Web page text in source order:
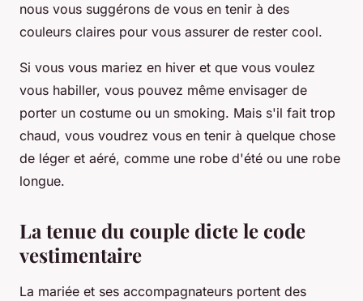
nous vous suggérons de vous en tenir à des
couleurs claires pour vous assurer de rester cool.
Si vous vous mariez en hiver et que vous voulez
vous habiller, vous pouvez même envisager de
porter un costume ou un smoking. Mais s'il fait trop
chaud, vous voudrez vous en tenir à quelque chose
de léger et aéré, comme une robe d'été ou une robe
longue.
La tenue du couple dicte le code
vestimentaire
La mariée et ses accompagnateurs portent des